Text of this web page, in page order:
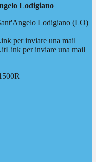
Lodigiano
Lodigiano (LO)
per inviare una mail
Link per inviare una mail